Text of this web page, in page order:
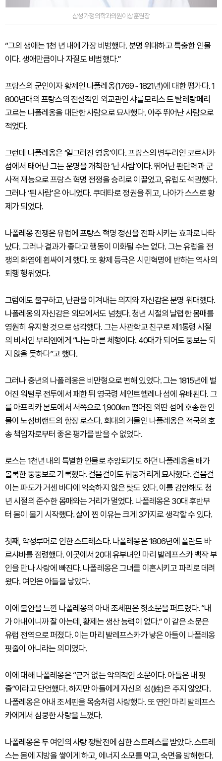
삼성가정의학과의원이상훈원장
“그의 생애는 1천 년 내에 가장 비범했다. 분명 위대하고 특출한 인물
이다. 생애만큼이나 자질도 비범했다.”
프랑스의 군인이자 황제인 나폴레옹(1769~1821년)에 대한 평가다. 1
800년대의 프랑스의 전설적인 외교관인 샤를모리스 드 탈레랑페리
고르는 나폴레옹을 대단한 사람으로 묘사했다. 아주 뛰어난 사람으로
적었다.
그런데 나폴레옹은 ‘일그러진 영웅’이다. 프랑스의 변두리인 코르시카
섬에서 태어난 그는 운명을 개척한 ‘난 사람’이다. 뛰어난 판단력과 군
사적 재능으로 프랑스 혁명 전쟁을 승리로 이끌었고, 유럽도 석권했다.
그러나 ‘된 사람’은 아니었다. 쿠데타로 정권을 쥐고, 나아가 스스로 황
제가 되었다.
나폴레옹 전쟁은 유럽에 프랑스 혁명 정신을 전파 시키는 효과로 나타
났다. 그러나 결과가 좋다고 행동이 미화될 수는 없다. 그는 유럽을 전
쟁의 화염에 휩싸이게 했다. 또 황제 등극은 시민혁명에 반하는 역사의
퇴행 행위였다.
그럼에도 불구하고, 난관을 이겨내는 의지와 자신감은 분명 위대했다.
나폴레옹의 자신감은 외모에서도 넘쳤다. 청년 시절의 날렵한 몸매를
영원히 유지할 것으로 생각했다. 그는 사관학교 친구로 제1통령 시절
의 비서인 부리엔에게 “나는 마른 체형이다. 40대가 되어도 뚱보는 되
지 않을 듯하다”고 했다.
그러나 중년의 나폴레옹은 비만형으로 변해 있었다. 그는 1815년에 벌
어진 워털루 전투에서 패한 뒤 영국령 세인트헬레나 섬에 유배된다. 그
를 아프리카 본토에서 서쪽으로 1,900km 떨어진 외딴 섬에 호송한 인
물이 노섬버랜드의 함장 로스다. 희대의 거물인 나폴레옹은 적국의 호
송 책임자로부터 좋은 평가를 받을 수 없었다.
로스는 1천년 내의 특별한 인물로 추앙되기도 하던 나폴레옹을 배가
볼록한 뚱뚱보로 기록했다. 걸음걸이도 뒤뚱거리게 묘사했다. 걸음걸
이는 파도가 거센 바다에 익숙하지 않은 탓도 있다. 이를 감안해도 청
년 시절의 준수한 몸매와는 거리가 멀었다. 나폴레옹은 30대 후반부
터 몸이 불기 시작했다. 살이 찐 이유는 크게 3가지로 생각할 수 있다.
첫째, 악성루머로 인한 스트레스다. 나폴레옹은 1806년에 폴란드 바
르샤바를 점령했다. 이곳에서 20대 유부녀인 마리 발레프스카 백작 부
인을 만나 사랑에 빠진다. 나폴레옹은 그녀를 이혼시키고 파리로 데려
왔다. 여인은 아들을 낳았다.
이에 불안을 느낀 나폴레옹의 아내 조세핀은 헛소문을 퍼트렸다. “내
가 아내이니까 잘 아는데, 황제는 생산 능력이 없다.” 이 같은 소문은
유럽 전역으로 퍼졌다. 이는 마리 발레프스카가 낳은 아들이 나폴레옹
핏줄이 아니라는 의미였다.
이에 대해 나폴레옹은 “근거 없는 악의적인 소문이다. 아들은 내 핏
줄”이라고 단언했다. 하지만 아들에게 자신의 성(姓)은 주지 않았다.
나폴레옹은 아내 조세핀을 목숨처럼 사랑했다. 또 연인 마리 발레프스
카에게서 심쿵한 사랑을 느꼈다.
나폴레옹은 두 여인의 사랑 쟁탈전에 심한 스트레스를 받았다. 스트레
스는 몸에 지방을 쌓이게 하고, 에너지 소모를 막고, 숙면을 방해한다.